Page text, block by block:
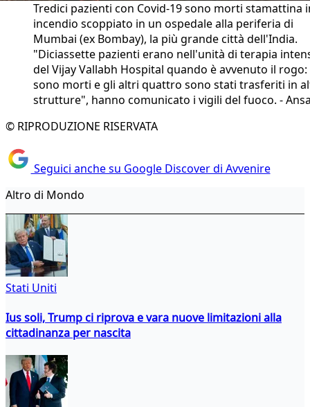
Tredici pazienti con Covid-19 sono morti stamattina
incendio scoppiato in un ospedale alla periferia di
Mumbai (ex Bombay), la più grande città dell'India.
"Diciassette pazienti erano nell'unità di terapia
del Vijay Vallabh Hospital quando è avvenuto il rogo:
sono morti e gli altri quattro sono stati trasferiti in
strutture", hanno comunicato i vigili del fuoco. -
© RIPRODUZIONE RISERVATA
Seguici anche su Google Discover di Avvenire
Altro di Mondo
Stati Uniti
Ius soli, Trump ci riprova e vara nuove limitazioni alla
cittadinanza per nascita